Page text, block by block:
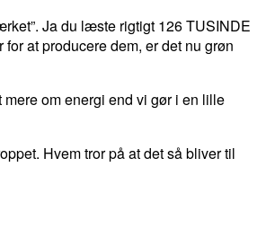
Ja du læste rigtigt 126 TUSINDE
at producere dem, er det nu grøn
om energi end vi gør i en lille
Hvem tror på at det så bliver til